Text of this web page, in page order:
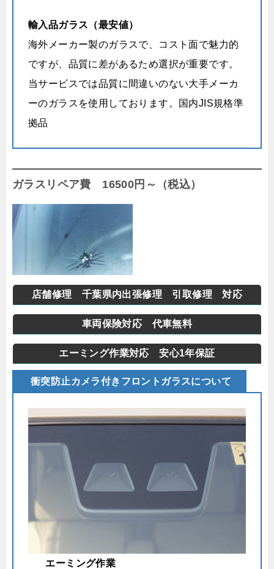
輸入品ガラス（最安値）
海外メーカー製のガラスで、コスト面で魅力的
ですが、品質に差があるため選択が重要です。
当サービスでは品質に間違いのない大手メーカ
ーのガラスを使用しております。国内JIS規格準
拠品
ガラスリペア費 16500円～（税込）
店舗修理 千葉県内出張修理 引取修理 対応
車両保険対応 代車無料
エーミング作業対応 安心1年保証
衝突防止カメラ付きフロントガラスについて
エーミング作業